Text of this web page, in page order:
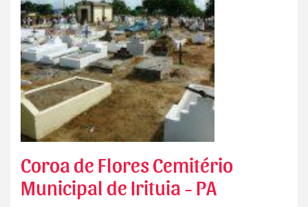
Coroa de Flores Cemitério
Municipal de Irituia - PA